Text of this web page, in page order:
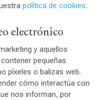
política de cookies.
electrónico
y aquellos
pequeñas
píxeles o balizas web.
cómo interactúa con
nos informan, por